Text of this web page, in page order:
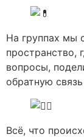
На группах мы
пространство,
вопросы,
обратную
Всё, что